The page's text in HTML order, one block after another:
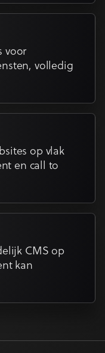
voor
volledig
op vlak
en call to
CMS op
kan